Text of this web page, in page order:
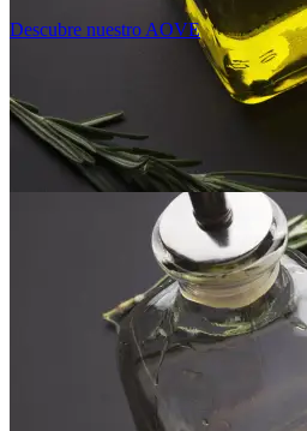
Descubre nuestro AOVE